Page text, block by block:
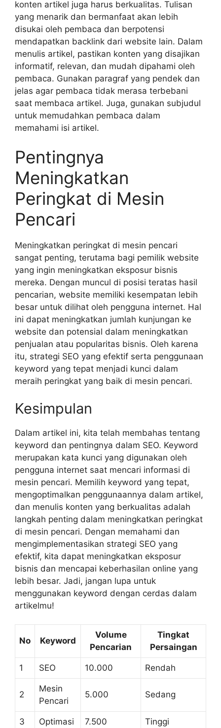
konten artikel juga harus berkualitas. Tulisan
yang menarik dan bermanfaat akan lebih
disukai oleh pembaca dan berpotensi
mendapatkan backlink dari website lain. Dalam
menulis artikel, pastikan konten yang disajikan
informatif, relevan, dan mudah dipahami oleh
pembaca. Gunakan paragraf yang pendek dan
jelas agar pembaca tidak merasa terbebani
saat membaca artikel. Juga, gunakan subjudul
untuk memudahkan pembaca dalam
memahami isi artikel.
Pentingnya
Meningkatkan
Peringkat di Mesin
Pencari
Meningkatkan peringkat di mesin pencari
sangat penting, terutama bagi pemilik website
yang ingin meningkatkan eksposur bisnis
mereka. Dengan muncul di posisi teratas hasil
pencarian, website memiliki kesempatan lebih
besar untuk dilihat oleh pengguna internet. Hal
ini dapat meningkatkan jumlah kunjungan ke
website dan potensial dalam meningkatkan
penjualan atau popularitas bisnis. Oleh karena
itu, strategi SEO yang efektif serta penggunaan
keyword yang tepat menjadi kunci dalam
meraih peringkat yang baik di mesin pencari.
Kesimpulan
Dalam artikel ini, kita telah membahas tentang
keyword dan pentingnya dalam SEO. Keyword
merupakan kata kunci yang digunakan oleh
pengguna internet saat mencari informasi di
mesin pencari. Memilih keyword yang tepat,
mengoptimalkan penggunaannya dalam artikel,
dan menulis konten yang berkualitas adalah
langkah penting dalam meningkatkan peringkat
di mesin pencari. Dengan memahami dan
mengimplementasikan strategi SEO yang
efektif, kita dapat meningkatkan eksposur
bisnis dan mencapai keberhasilan online yang
lebih besar. Jadi, jangan lupa untuk
menggunakan keyword dengan cerdas dalam
artikelmu!
No Keyword
Volume
Pencarian
Tingkat
Persaingan
1 SEO 10.000 Rendah
2
Mesin
Pencari
5.000 Sedang
3 Optimasi 7.500 Tinggi